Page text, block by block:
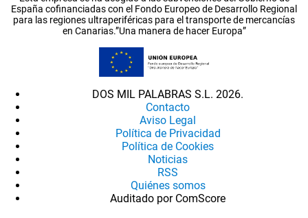
España cofinanciadas con el Fondo Europeo de Desarrollo Regional
para las regiones ultraperiféricas para el transporte de mercancías
en Canarias.”Una manera de hacer Europa”
DOS MIL PALABRAS S.L. 2026.
Contacto
Aviso Legal
Política de Privacidad
Política de Cookies
Noticias
RSS
Quiénes somos
Auditado por ComScore